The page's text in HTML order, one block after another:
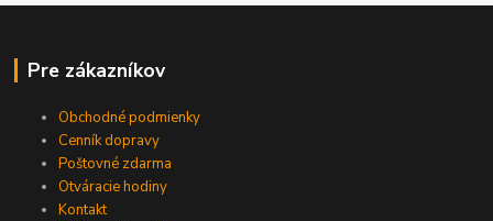
Pre zákazníkov
Obchodné podmienky
Cenník dopravy
Poštovné zdarma
Otváracie hodiny
Kontakt